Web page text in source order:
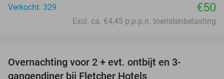
Verkocht: 329
€50
Excl. ca. €4,45 p.p.p.n. toeristenbelasting
Overnachting voor 2 + evt. ontbijt en 3-
gangendiner bij Fletcher Hotels